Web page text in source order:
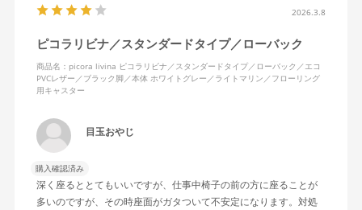
2026.3.8
ピコラリビナ／スタンダードタイプ／ローバック
商品名：picora livina ピコラリビナ／スタンダードタイプ／ローバック／エコ
PVCレザー／ブラック脚／本体 ホワイトグレー／ライトマリン／フローリング
用キャスター
目玉おやじ
購入確認済み
深く座るととてもいいですが、仕事中椅子の前の方に座ることが
多いのですが、その時座面がガタついて不安定になります。対処